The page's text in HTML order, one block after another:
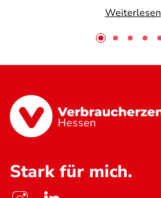
Weiterlesen
Hessen
Stark für mich.